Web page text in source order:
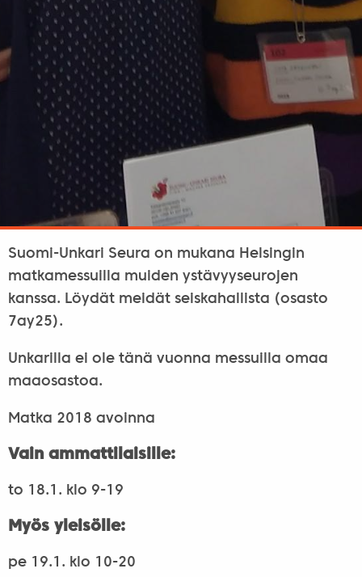
Suomi-Unkari Seura on mukana Helsingin
matkamessuilla muiden ystävyyseurojen
kanssa. Löydät meidät seiskahallista (osasto
7ay25).
Unkarilla ei ole tänä vuonna messuilla omaa
maaosastoa.
Matka 2018 avoinna
Vain ammattilaisille:
to 18.1. klo 9-19
Myös yleisölle:
pe 19.1. klo 10-20